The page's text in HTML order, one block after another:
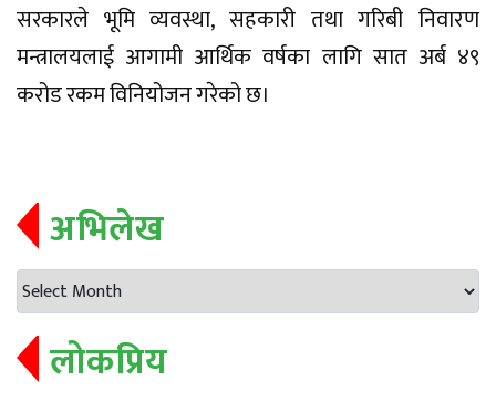
सरकारले भूमि व्यवस्था, सहकारी तथा गरिबी निवारण
मन्त्रालयलाई आगामी आर्थिक वर्षका लागि सात अर्ब ४९
करोड रकम विनियोजन गरेको छ।
अभिलेख
लोकप्रिय